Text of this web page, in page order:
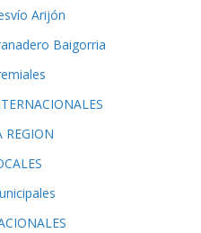
Arijón
Baigorria
REGION